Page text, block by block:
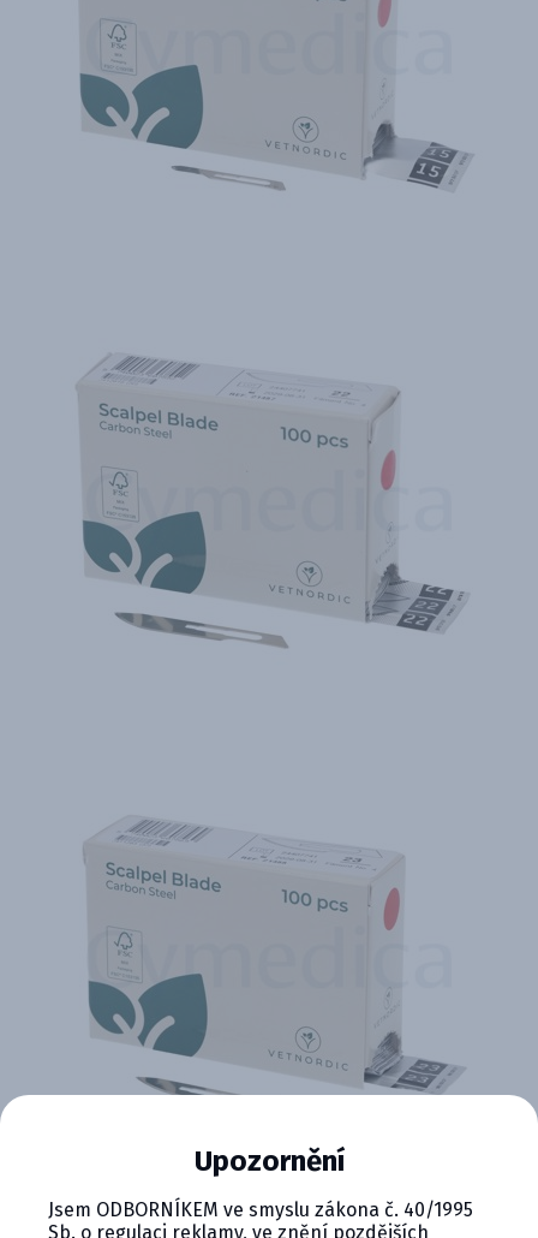
Upozornění
Jsem ODBORNÍKEM ve smyslu zákona č. 40/1995
Sb. o regulaci reklamy, ve znění pozdějších